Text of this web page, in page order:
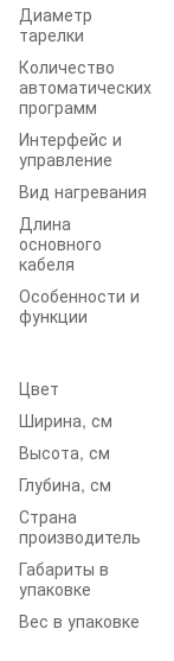
Диаметр
тарелки
Количество
автоматических
программ
Интерфейс и
управление
Вид нагревания
Длина
основного
кабеля
Особенности и
функции
Цвет
Ширина, см
Высота, см
Глубина, см
Страна
производитель
Габариты в
упаковке
Вес в упаковке